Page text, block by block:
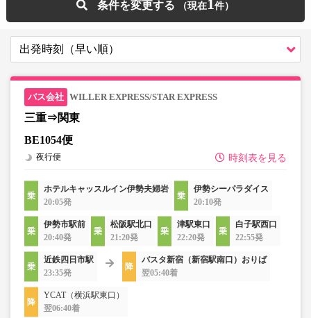
条件を変更する 1
WILLER EXPRESS/STAR EXPRESS
三重⇒関東
BE1054便
時刻表を見る
夜行便
ホテルキャッスルイン伊勢夫婦岩
20:05発
伊勢シーパラダイス
20:10発
伊勢市駅前
20:40発
松阪駅北口
21:20発
津駅東口
22:20発
白子駅西口
22:55発
近鉄四日市駅
23:35発
バスタ新宿（新宿駅南口）おりば
翌05:40着
YCAT（横浜駅東口）
翌06:40着